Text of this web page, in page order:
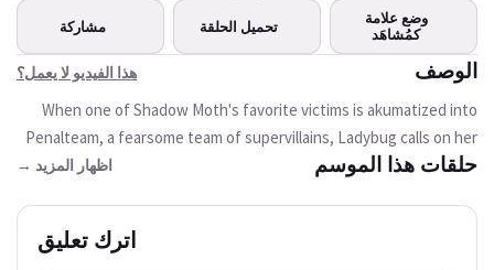
هذا الفيديو غير متوفر
وضع علامة
كمُشاهَد
تحميل الحلقة مشاركة
الوصف هذا الفيديو لا يعمل؟
When one of Shadow Moth's favorite victims is akumatized into
Penalteam, a fearsome team of supervillains, Ladybug calls on her
own superhero team in order to face her; may the best team win.
حلقات هذا الموسم اظهار المزيد →
اترك تعليق